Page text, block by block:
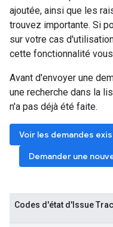
ajoutée, ainsi que les
trouvez importante. Si
sur votre cas
cette fonctionnalité
Avant d'envoyer une
une recherche dans la
n'a pas déjà été faite.
Voir les demandes
Demander une
Codes d'état d'Issue